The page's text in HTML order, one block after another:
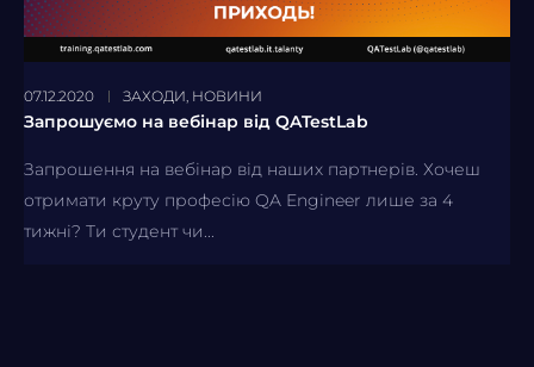
07.12.2020 ЗАХОДИ, НОВИНИ
Запрошуємо на вебінар від QATestLab
Запрошення на вебінар від наших партнерів. Хочеш
отримати круту професію QA Engineer лише за 4
тижні? Ти студент чи...